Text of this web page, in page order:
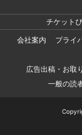
チケット
会社案内
プライ
広告出稿・お取
一般の読